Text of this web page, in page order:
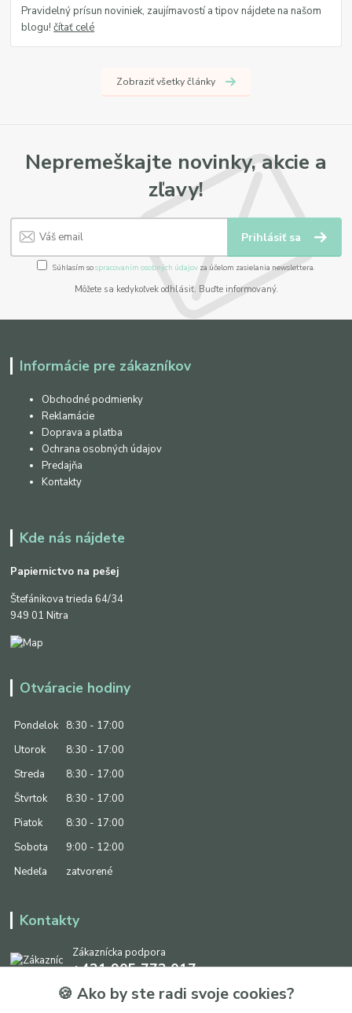
Pravidelný prísun noviniek, zaujímavostí a tipov nájdete na našom
blogu!čítať celé
Zobraziť všetky články
Nepremeškajte novinky, akcie a
zľavy!
Prihlásiť sa
Súhlasím sospracovaním osobných údajov za účelom zasielania newslettera.
Môžete sa kedykoľvek odhlásiť. Buďte informovaný.
Informácie pre zákazníkov
Obchodné podmienky
Reklamácie
Doprava a platba
Ochrana osobných údajov
Predajňa
Kontakty
Kde nás nájdete
Papiernictvo na pešej
Štefánikova trieda 64/34
949 01 Nitra
Otváracie hodiny
Pondelok
8:30 - 17:00
Utorok
8:30 - 17:00
Streda
8:30 - 17:00
Štvrtok
8:30 - 17:00
Piatok
8:30 - 17:00
Sobota
9:00 - 12:00
Nedeľa
zatvorené
Kontakty
Zákaznícka podpora
+421 905 773 017
(Po-Pia, 8:30 - 17:00, So: 9:00 - 12:00)
🍪 Ako by ste radi svoje cookies?